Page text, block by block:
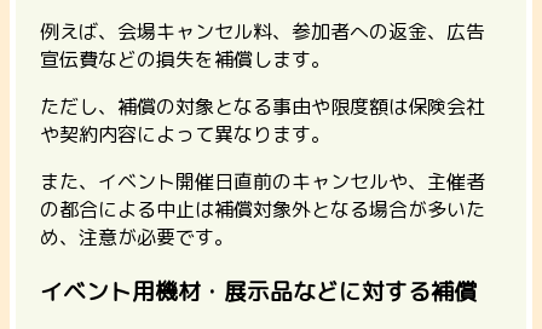
例えば、会場キャンセル料、参加者への返金、広告
宣伝費などの損失を補償します。
ただし、補償の対象となる事由や限度額は保険会社
や契約内容によって異なります。
また、イベント開催日直前のキャンセルや、主催者
の都合による中止は補償対象外となる場合が多いた
め、注意が必要です。
イベント用機材・展示品などに対する補償